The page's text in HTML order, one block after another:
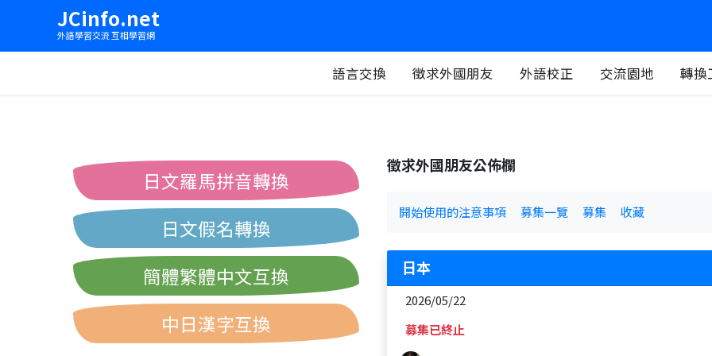
JCinfo.net
外語學習交流 互相學習網
語言交換 徵求外國朋友 外語校正 交流園地 轉換
徵求外國朋友公佈欄
開始使用的注意事項 募集一覽 募集 收藏
日本
2026/05/22
募集已終止
日文羅馬拼音轉換
日文假名轉換
簡體繁體中文互換
中日漢字互換